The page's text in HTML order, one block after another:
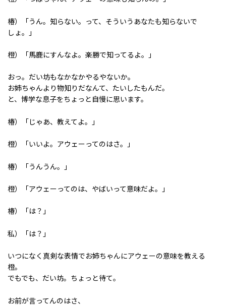
椿）「うん。知らない。って、そういうあなたも知らないで
しょ。」
橙）「馬鹿にすんなよ。楽勝で知ってるよ。」
おっ。だい坊もなかなかやるやないか。
お姉ちゃんより物知りだなんて、たいしたもんだ。
と、博学な息子をちょっと自慢に思います。
椿）「じゃあ、教えてよ。」
橙）「いいよ。アウェーってのはさ。」
椿）「うんうん。」
橙）「アウェーってのは、やばいって意味だよ。」
椿）「は？」
私）「は？」
いつになく真剣な表情でお姉ちゃんにアウェーの意味を教える
橙。
でもでも、だい坊。ちょっと待て。
お前が言ってんのはさ、